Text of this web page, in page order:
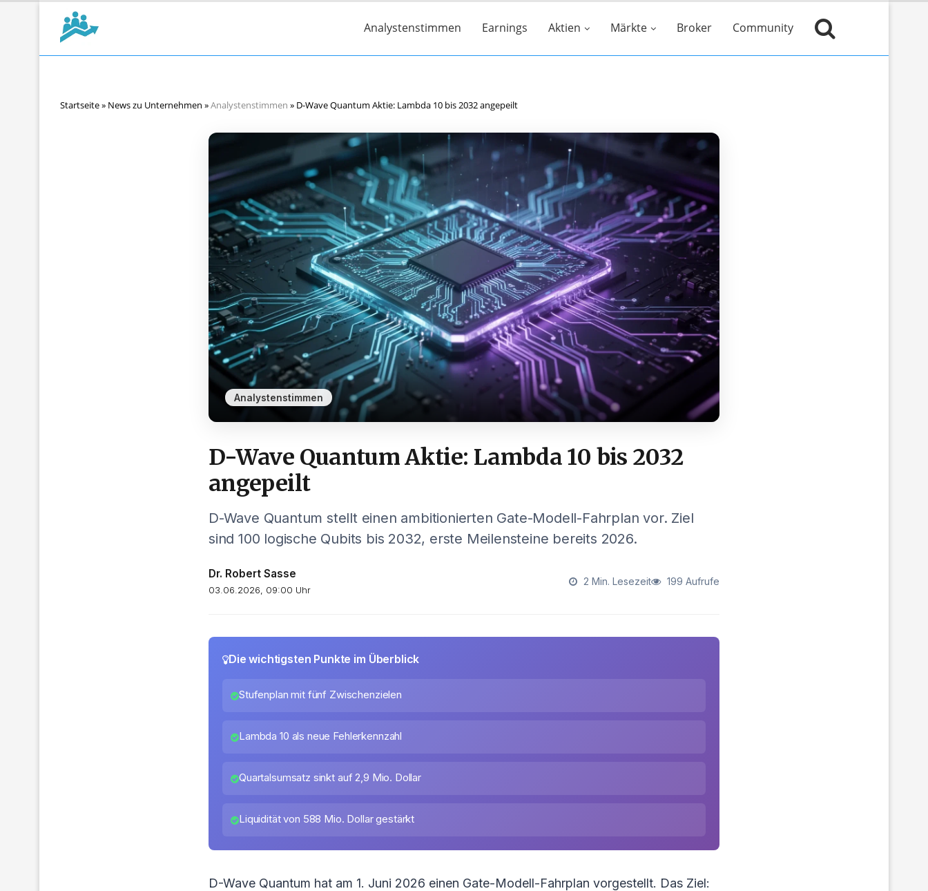
Analystenstimmen Earnings Aktien Märkte Broker Community
Startseite» News zu Unternehmen »Analystenstimmen » D-Wave Quantum Aktie: Lambda 10 bis 2032 angepeilt
Analystenstimmen
D-Wave Quantum Aktie: Lambda 10 bis 2032
angepeilt
D-Wave Quantum stellt einen ambitionierten Gate-Modell-Fahrplan vor. Ziel
sind 100 logische Qubits bis 2032, erste Meilensteine bereits 2026.
Dr. Robert Sasse
03.06.2026, 09:00 Uhr
2 Min. Lesezeit 199 Aufrufe
Die wichtigsten Punkte im Überblick
Stufenplan mit fünf Zwischenzielen
Lambda 10 als neue Fehlerkennzahl
Quartalsumsatz sinkt auf 2,9 Mio. Dollar
Liquidität von 588 Mio. Dollar gestärkt
D-Wave Quantum hat am 1. Juni 2026 einen Gate-Modell-Fahrplan vorgestellt. Das Ziel: